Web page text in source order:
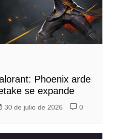
Phoenix arde
se expande
30 de julio de 2026 0